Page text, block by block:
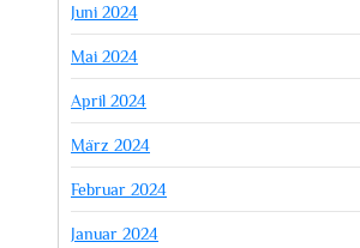
Juni 2024
Mai 2024
April 2024
März 2024
Februar 2024
Januar 2024